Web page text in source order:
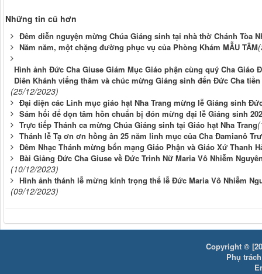
Những tin cũ hơn
Đêm diễn nguyện mừng Chúa Giáng sinh tại nhà thờ Chánh Tòa
Năm năm, một chặng đường phục vụ của Phòng Khám MẪU TÂM
Hình ảnh Đức Cha Giuse Giám Mục Giáo phận cùng quý Cha Giáo
Diên Khánh viếng thăm và chúc mừng Giáng sinh đến Đức Cha
(25/12/2023)
Đại diện các Linh mục giáo hạt Nha Trang mừng lễ Giáng sinh
Sám hối để dọn tâm hồn chuẩn bị đón mừng đại lễ Giáng sinh
Trực tiếp Thánh ca mừng Chúa Giáng sinh tại Giáo hạt Nha Trang
Thánh lễ Tạ ơn ơn hồng ân 25 năm linh mục của Cha Đamianô
Đêm Nhạc Thánh mừng bổn mạng Giáo Phận và Giáo Xứ Thanh
Bài Giảng Đức Cha Giuse về Đức Trinh Nữ Maria Vô Nhiễm
(10/12/2023)
Hình ảnh thánh lễ mừng kính trọng thể lễ Đức Maria Vô Nhiễm
(09/12/2023)
Copyright ©
Phụ